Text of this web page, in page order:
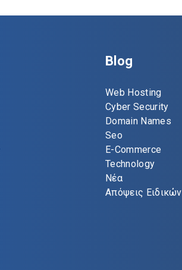
Blog
Web Hosting
Cyber Security
Domain Names
Seo
E-Commerce
Technology
Νέα
Απόψεις Ειδικών